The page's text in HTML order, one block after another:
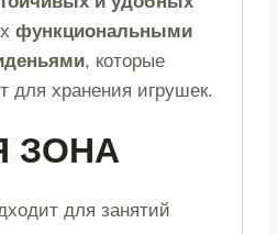
функциональными
, которые
для хранения игрушек.
ЗОНА
для занятий